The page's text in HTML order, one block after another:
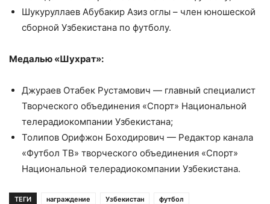
Шукуруллаев Абубакир Азиз оглы – член юношеской
сборной Узбекистана по футболу.
Медалью «Шухрат»:
Джураев Отабек Рустамович — главный специалист
Творческого объединения «Спорт» Национальной
телерадиокомпании Узбекистана;
Толипов Орифжон Боходирович — Редактор канала
«Футбол ТВ» творческого объединения «Спорт»
Национальной телерадиокомпании Узбекистана.
ТЕГИ награждение Узбекистан
футбол